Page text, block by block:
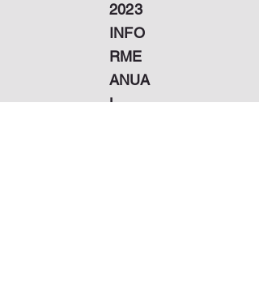
2023
INFO
RME
ANUA
L